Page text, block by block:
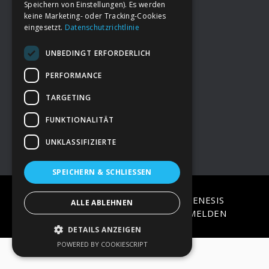
FooterDeine Spende
→ Impressum
→Kontakt zum PAO Team
COPYRIGHT © 2026 · ON
GENESIS
FRAMEWORK·WORDPRESS·ANMELDEN
Speichern von Einstellungen). Es werden
keine Marketing- oder Tracking-Cookies
eingesetzt. Datenschutzrichtlinie
UNBEDINGT ERFORDERLICH
PERFORMANCE
TARGETING
FUNKTIONALITÄT
UNKLASSIFIZIERTE
SPEICHERN & SCHLIESSEN
ALLE ABLEHNEN
DETAILS ANZEIGEN
POWERED BY COOKIESCRIPT